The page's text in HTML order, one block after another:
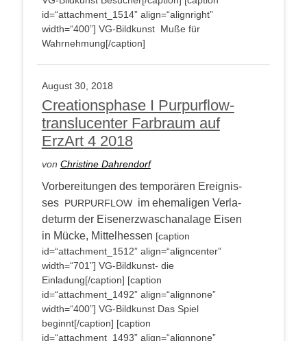
id=“attachment_1514” align=“alignright”
width=“400”] VG-Bild­kunst Muße für
Wahrnehmung[/caption]
August 30, 2018
Creationsphase I Purpurflow-
translucenter Farbraum auf
ErzArt 4 2018
von Chris­ti­ne Dahrendorf
Vor­be­rei­tun­gen des tem­po­rä­ren Ereig­nis­
ses PURPURFLOWim ehe­ma­li­gen Ver­la­
de­turm der Eisen­erz­wasch­analage Eisen
in Mücke, Mittelhessen [cap­ti­on
id=“attachment_1512” align=“aligncenter”
width=“701”] VG-Bild­kunst- die
Einladung[/caption] [cap­ti­on
id=“attachment_1492” align=“alignnone”
width=“400”] VG-Bild­kunst Das Spiel
beginnt[/caption] [cap­ti­on
id=“attachment_1493” align=“alignnone”